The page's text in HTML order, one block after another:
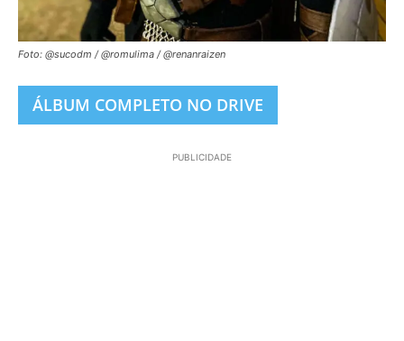
Foto: @sucodm / @romulima / @renanraizen
ÁLBUM COMPLETO NO DRIVE
PUBLICIDADE